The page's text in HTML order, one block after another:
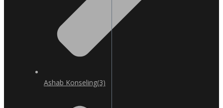
Ashab Konseling(3)